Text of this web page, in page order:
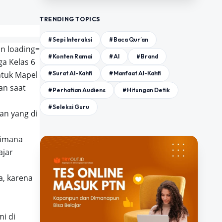
Kelas 6
Mapel
saat
yang di
karena
di
TRENDING TOPICS
#Sepi Interaksi #Baca Qur’an
#Konten Ramai #AI #Brand
#Surat Al-Kahfi #Manfaat Al-Kahfi
#Perhatian Audiens #Hitungan Detik
#Seleksi Guru